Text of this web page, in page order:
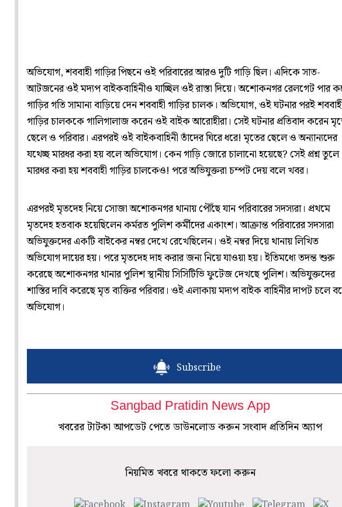
অভিযোগ, শববাহী গাড়ির পিছনে ওই পরিবারের আরও দুটি গাড়ি ছিল। এদিকে সাত-
আটজনের ওই মদ্যপ বাইকবাহিনীও যাচ্ছিল ওই রাস্তা দিয়ে। অশোকনগর রেলগেট পার
গাড়ির গতি সামান্য বাড়িয়ে দেন শববাহী গাড়ির চালক। অভিযোগ, ওই ঘটনার পরই
গাড়ির চালককে গালিগালাজ করেন ওই বাইক আরোহীরা। সেই ঘটনার প্রতিবাদ করেন
ছেলে ও পরিবার। এরপরই ওই বাইকবাহিনী তাঁদের ঘিরে ধরে! মৃতের ছেলে ও অন্যান্যদের
যথেচ্ছ মারধর করা হয় বলে অভিযোগ। কেন গাড়ি জোরে চালানো হয়েছে? সেই প্রশ্ন তুলে
মারধর করা হয় শববাহী গাড়ির চালকেও! পরে অভিযুক্তরা চম্পট দেয় বলে খবর।
এরপরই মৃতদেহ নিয়ে সোজা অশোকনগর থানায় পৌঁছে যান পরিবারের সদস্যরা। প্রথমে
মৃতদেহ হতবাক হয়েছিলেন কর্মরত পুলিশ কর্মীদের একাংশ। আক্রান্ত পরিবারের সদস্যরা
অভিযুক্তদের একটি বাইকের নম্বর দেখে রেখেছিলেন। ওই নম্বর দিয়ে থানায় লিখিত
অভিযোগ দায়ের হয়। পরে মৃতদেহ দাহ করার জন্য নিয়ে যাওয়া হয়। ইতিমধ্যে তদন্ত শুরু
করেছে অশোকনগর থানার পুলিশ স্থানীয় সিসিটিভি ফুটেজ দেখছে পুলিশ। অভিযুক্তদের
শাস্তির দাবি করেছে মৃত ব্যক্তির পরিবার। ওই এলাকায় মদ্যপ বাইক বাহিনীর দাপট চলে
অভিযোগ।
Subscribe
Sangbad Pratidin News App
খবরের টাটকা আপডেট পেতে ডাউনলোড করুন সংবাদ প্রতিদিন অ্যাপ
নিয়মিত খবরে থাকতে ফলো করুন